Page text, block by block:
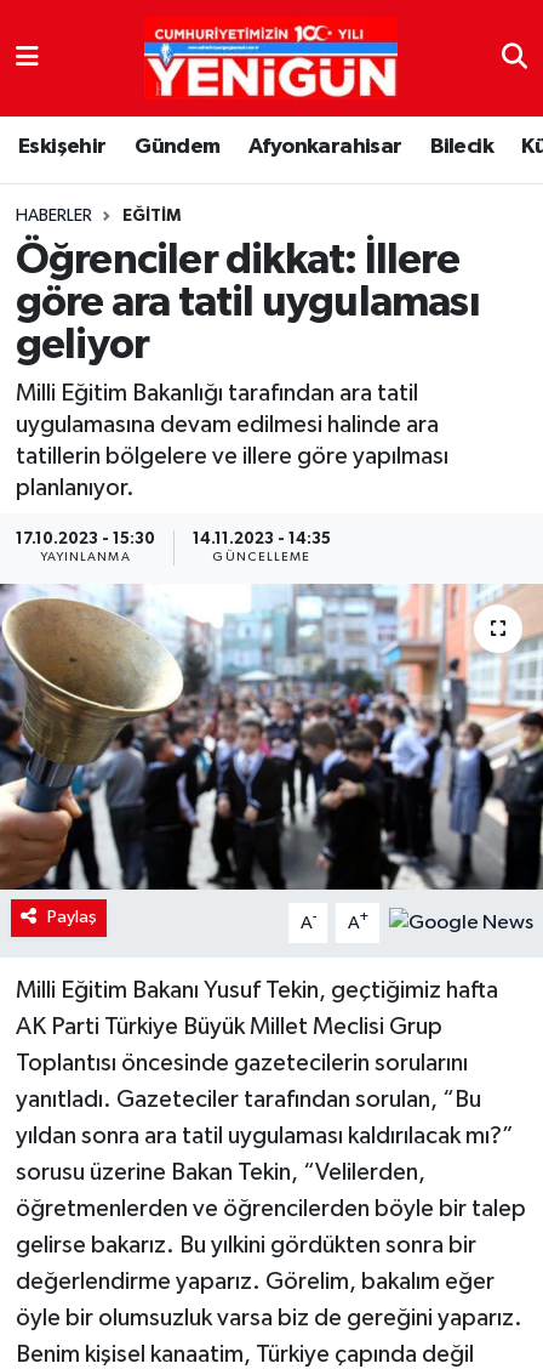
Eskişehir Gündem Afyonkarahisar Bilecik
HABERLER EĞITIM
Öğrenciler dikkat: İllere
göre ara tatil uygulaması
geliyor
Milli Eğitim Bakanlığı tarafından ara tatil
uygulamasına devam edilmesi halinde ara
tatillerin bölgelere ve illere göre yapılması
planlanıyor.
17.10.2023 - 15:30
YAYINLANMA
14.11.2023 - 14:35
GÜNCELLEME
Paylaş A- A+
Milli Eğitim Bakanı Yusuf Tekin, geçtiğimiz hafta
AK Parti Türkiye Büyük Millet Meclisi Grup
Toplantısı öncesinde gazetecilerin sorularını
yanıtladı. Gazeteciler tarafından sorulan, “Bu
yıldan sonra ara tatil uygulaması kaldırılacak mı?”
sorusu üzerine Bakan Tekin, “Velilerden,
öğretmenlerden ve öğrencilerden böyle bir talep
gelirse bakarız. Bu yılkini gördükten sonra bir
değerlendirme yaparız. Görelim, bakalım eğer
öyle bir olumsuzluk varsa biz de gereğini yaparız.
Benim kişisel kanaatim, Türkiye çapında değil
Nöbetçi Eczaneler
Hava Durumu
Trafik Durumu
Süper Lig Puan Durumu ve Fikstür
Tüm Manşetler
Son Dakika Haberleri
Haber Arşivi